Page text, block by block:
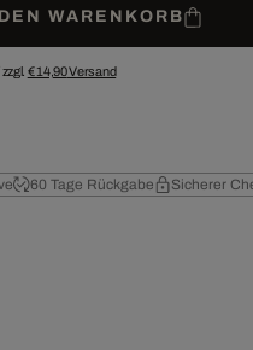
WARENKORB
€ 14,90Versand
60 Tage Rückgabe Sicherer